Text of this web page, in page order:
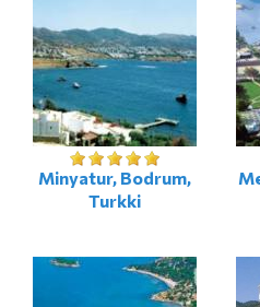
Minyatur, Bodrum,
Turkki